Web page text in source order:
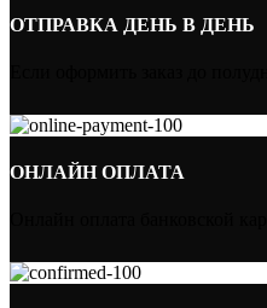
ОТПРАВКА ДЕНЬ В ДЕНЬ
ОНЛАЙН ОПЛАТА